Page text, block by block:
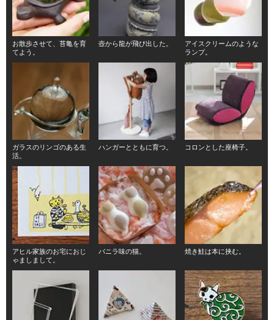
お散歩させて、苔亀を育
てよう。
壺から龍が飛び出した。
アイスクリームのような
ランプ。
ガラスのリンゴのある生
活。
ハンガーとともに育つ。 コロンとした座椅子。
アヒル家族のお宅におじ
ゃましまして。
バニラ味の猫。 焼き鮭は本に挟む。